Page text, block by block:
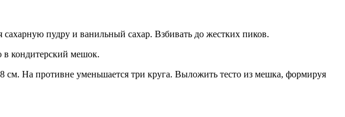
пудру и ванильный сахар. Взбивать до жестких пиков.
в кондитерский мешок.
см. На противне уменьшается три круга. Выложить тесто из мешка, формируя